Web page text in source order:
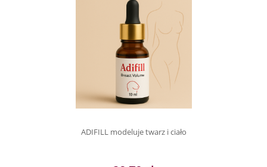
ADIFILL modeluje twarz i ciało